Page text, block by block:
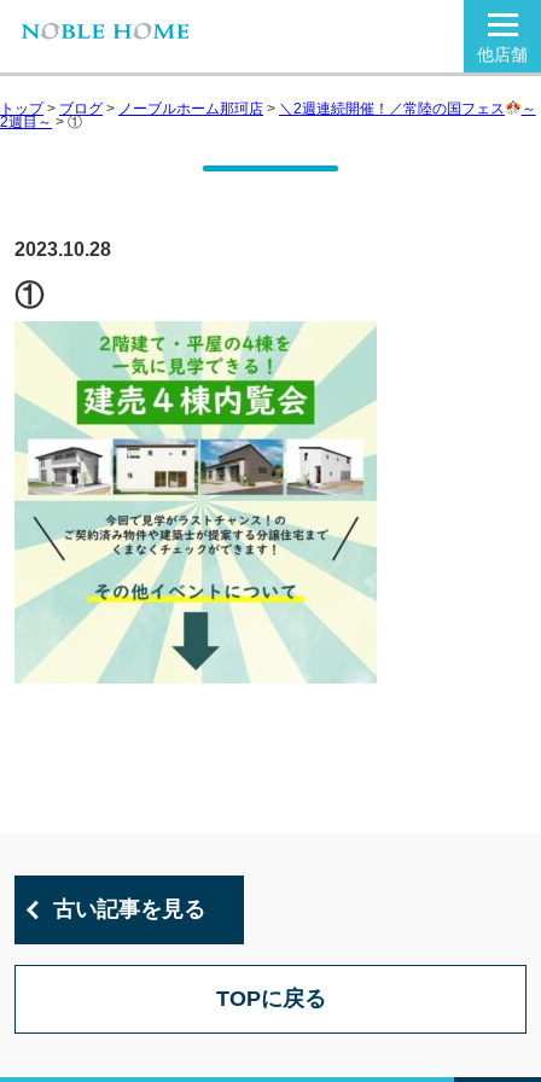
他店舗
トップ> ブログ > ノーブルホーム那珂店 > ＼2週連続開催！／常陸の国フェス ～
2週目～ >①
2023.10.28
①
古い記事を見る
TOPに戻る